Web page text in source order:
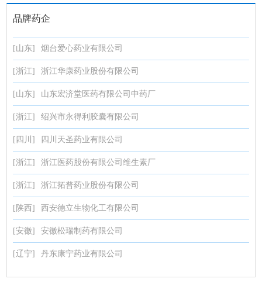
品牌药企
[山东] 烟台爱心药业有限公司
[浙江] 浙江华康药业股份有限公司
[山东] 山东宏济堂医药有限公司中药厂
[浙江] 绍兴市永得利胶囊有限公司
[四川] 四川天圣药业有限公司
[浙江] 浙江医药股份有限公司维生素厂
[浙江] 浙江拓普药业股份有限公司
[陕西] 西安德立生物化工有限公司
[安徽] 安徽松瑞制药有限公司
[辽宁] 丹东康宁药业有限公司